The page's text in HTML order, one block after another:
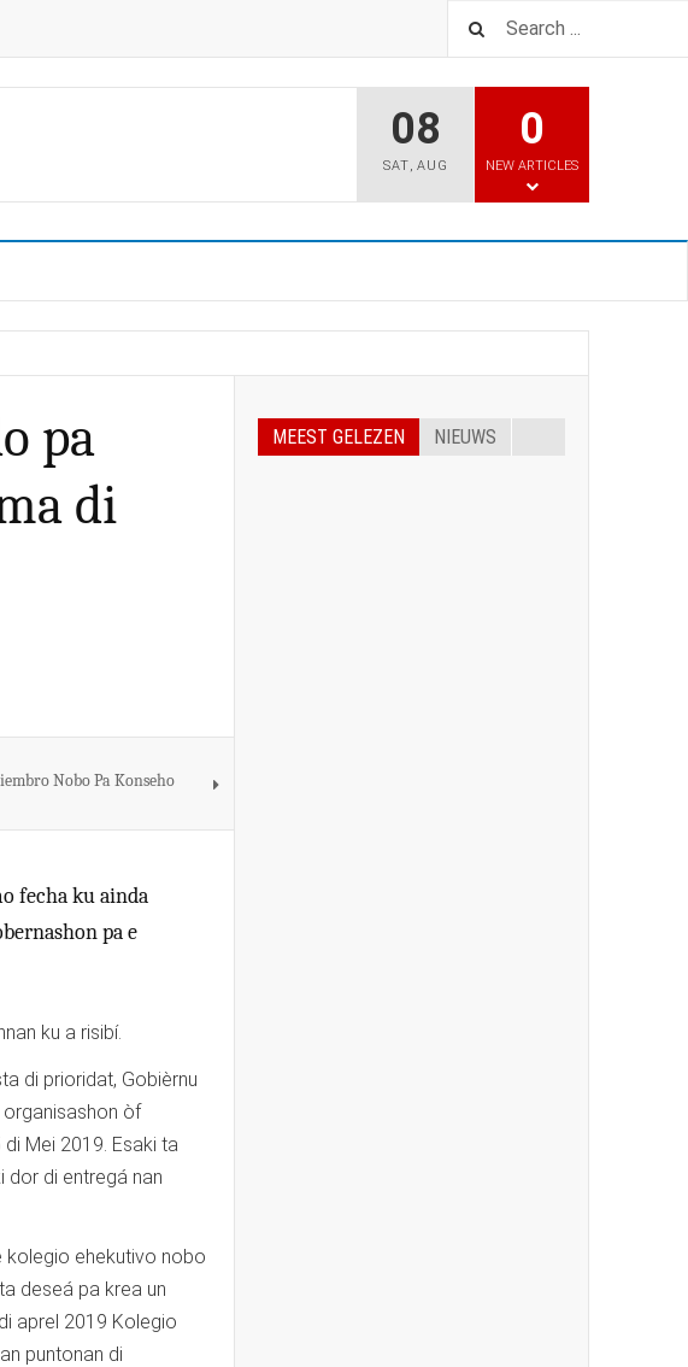
08
SAT, AUG
0
NEW ARTICLES
pa
di
Nobo Pa Konseho
fecha ku ainda
pa e
ku a risibí.
di prioridat, Gobièrnu
òf
Mei 2019. Esaki ta
dor di entregá nan
kolegio ehekutivo nobo
deseá pa krea un
aprel 2019 Kolegio
puntonan di
MEEST GELEZEN NIEUWS